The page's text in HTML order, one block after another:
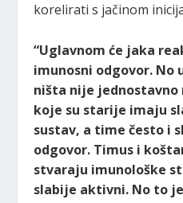
korelirati s jačinom
“Uglavnom će jaka
imunosni odgovor.
ništa nije jednostavno
koje su starije imaju
sustav, a time često i
odgovor. Timus i
stvaraju imunološke
slabije aktivni. No to